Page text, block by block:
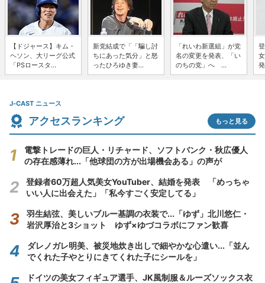
【ドジャース】キム・
ヘソン、大リーグ公式
「PSロースタ...
新党結成で「「騙し討
ちにあった気分」と怒
ったひろゆき妻...
「れいわ新選組」が党
名の変更を発表、「い
のちの党」へ ...
J-CAST ニュース
アクセスランキング もっと見る
電撃トレードの巨人・リチャード、ソフトバンク・秋広優人
の存在感薄れ...「他球団の方が出場機会ある」の声が
登録者60万超人気美女YouTuber、結婚を発表 「めっちゃ
いい人に出会えた」「私今すごく安定してる」
羽生結弦、美しいブルー基調の衣装で...「ゆず」北川悠仁・
岩沢厚治と3ショット ゆず×ゆづコラボにファン歓喜
ダレノガレ明美、被災地炊き出しで細やかな心遣い...「並ん
でくれた子やとりにきてくれた子にシールを」
ドイツの美女フィギュア選手、JK風制服＆ルーズソックス衣